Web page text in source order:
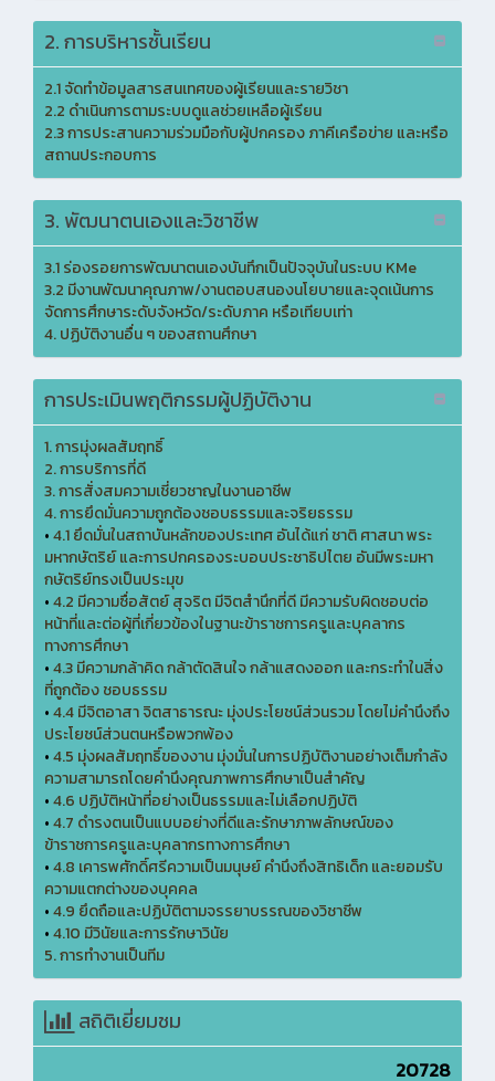
2. การบริหารชั้นเรียน
2.1 จัดทำข้อมูลสารสนเทศของผู้เรียนและรายวิชา
2.2 ดำเนินการตามระบบดูแลช่วยเหลือผู้เรียน
2.3 การประสานความร่วมมือกับผู้ปกครอง ภาคีเครือข่าย และหรือ
สถานประกอบการ
3. พัฒนาตนเองและวิชาชีพ
3.1 ร่องรอยการพัฒนาตนเองบันทึกเป็นปัจจุบันในระบบ KMe
3.2 มีงานพัฒนาคุณภาพ/งานตอบสนองนโยบายและจุดเน้นการ
จัดการศึกษาระดับจังหวัด/ระดับภาค หรือเทียบเท่า
4. ปฏิบัติงานอื่น ๆ ของสถานศึกษา
การประเมินพฤติกรรมผู้ปฏิบัติงาน
1. การมุ่งผลสัมฤทธิ์
2. การบริการที่ดี
3. การสั่งสมความเชี่ยวชาญในงานอาชีพ
4. การยึดมั่นความถูกต้องชอบธรรมและจริยธรรม
•4.1 ยึดมั่นในสถาบันหลักของประเทศ อันได้แก่ ชาติ ศาสนา พระ
มหากษัตริย์ และการปกครองระบอบประชาธิปไตย อันมีพระมหา
กษัตริย์ทรงเป็นประมุข
•4.2 มีความซื่อสัตย์ สุจริต มีจิตสำนึกที่ดี มีความรับผิดชอบต่อ
หน้าที่และต่อผู้ที่เกี่ยวข้องในฐานะข้าราชการครูและบุคลากร
ทางการศึกษา
•4.3 มีความกล้าคิด กล้าตัดสินใจ กล้าแสดงออก และกระทำในสิ่ง
ที่ถูกต้อง ชอบธรรม
•4.4 มีจิตอาสา จิตสาธารณะ มุ่งประโยชน์ส่วนรวม โดยไม่คำนึงถึง
ประโยชน์ส่วนตนหรือพวกพ้อง
•4.5 มุ่งผลสัมฤทธิ์ของงาน มุ่งมั่นในการปฏิบัติงานอย่างเต็มกำลัง
ความสามารถโดยคำนึงคุณภาพการศึกษาเป็นสำคัญ
•4.6 ปฏิบัติหน้าที่อย่างเป็นธรรมและไม่เลือกปฏิบัติ
•4.7 ดำรงตนเป็นแบบอย่างที่ดีและรักษาภาพลักษณ์ของ
ข้าราชการครูและบุคลากรทางการศึกษา
•4.8 เคารพศักดิ์ศรีความเป็นมนุษย์ คำนึงถึงสิทธิเด็ก และยอมรับ
ความแตกต่างของบุคคล
•4.9 ยึดถือและปฏิบัติตามจรรยาบรรณของวิชาชีพ
•4.10 มีวินัยและการรักษาวินัย
5. การทำงานเป็นทีม
สถิติเยี่ยมชม
20728